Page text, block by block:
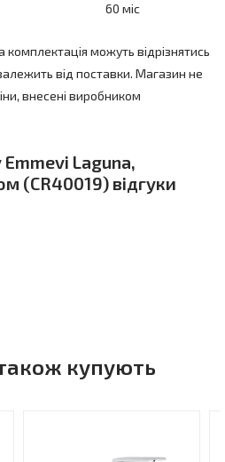
60 міс
комплектація можуть відрізнятись
від поставки. Магазин не
внесені виробником
Laguna,
(CR40019) відгуки
купують